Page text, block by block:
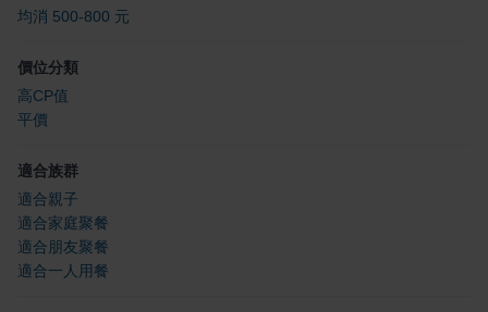
均消 500-800 元
價位分類
高CP值
平價
適合族群
適合親子
適合家庭聚餐
適合朋友聚餐
適合一人用餐